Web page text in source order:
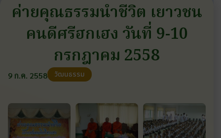
ค่ายคุณธรรมนำชีวิต เยาวชน
คนดีศรีฮกเฮง วันที่ 9-10
กรกฎาคม 2558
9 ก.ค. 2558 วัฒนธรรม